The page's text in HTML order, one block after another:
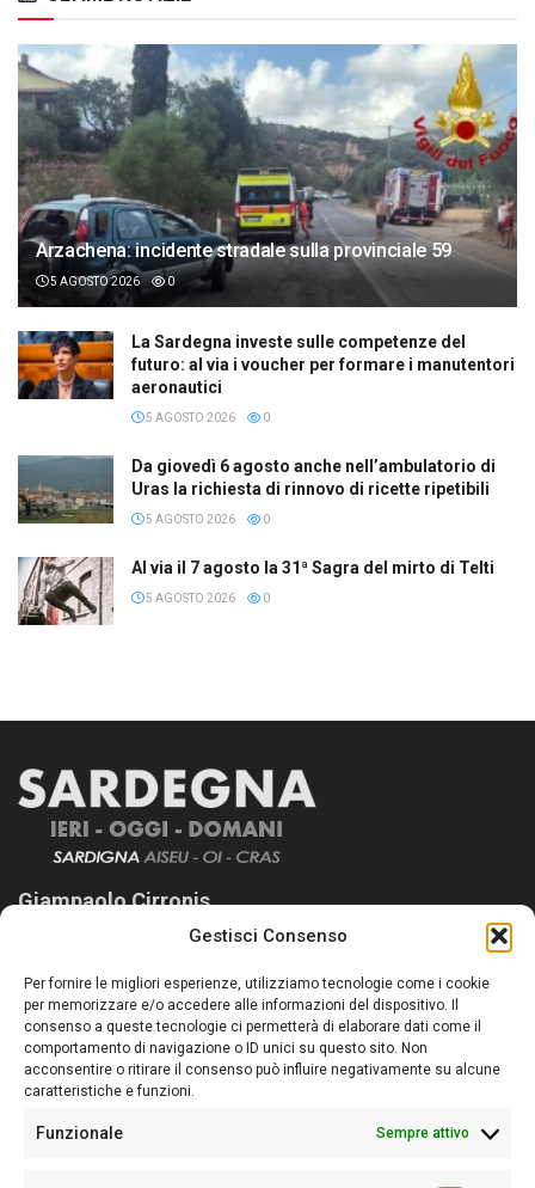
Gestisci Consenso
Per fornire le migliori esperienze, utilizziamo tecnologie come i cookie
per memorizzare e/o accedere alle informazioni del dispositivo. Il
consenso a queste tecnologie ci permetterà di elaborare dati come il
comportamento di navigazione o ID unici su questo sito. Non
acconsentire o ritirare il consenso può influire negativamente su alcune
caratteristiche e funzioni.
Funzionale Sempre attivo
Arzachena: incidente stradale sulla provinciale 59
5 AGOSTO 2026 0
La Sardegna investe sulle competenze del
futuro: al via i voucher per formare i manutentori
aeronautici
5 AGOSTO 2026 0
Da giovedì 6 agosto anche nell’ambulatorio di
Uras la richiesta di rinnovo di ricette ripetibili
5 AGOSTO 2026 0
Al via il 7 agosto la 31ª Sagra del mirto di Telti
5 AGOSTO 2026 0
Giampaolo Cirronis
Sardegna Ieri-Oggi-Domani nasce per informare “liberamente” i
lettori su quanto accade in Sardegna, con un occhio rivolto al
nostro passato e, soprattutto, al nostro futuro
Follow Us